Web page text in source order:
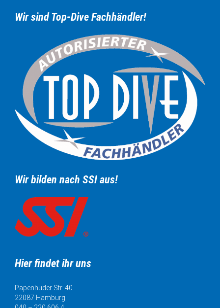
Wir sind Top-Dive Fachhändler!
Wir bilden nach SSI aus!
Hier findet ihr uns
Papenhuder Str. 40
22087 Hamburg